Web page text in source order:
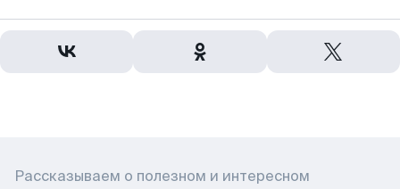
Рассказываем о полезном и интересном